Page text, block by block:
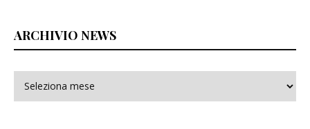
ARCHIVIO NEWS